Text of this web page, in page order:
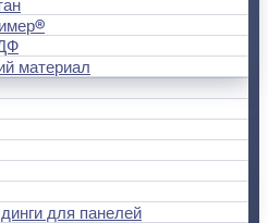
материал
для панелей